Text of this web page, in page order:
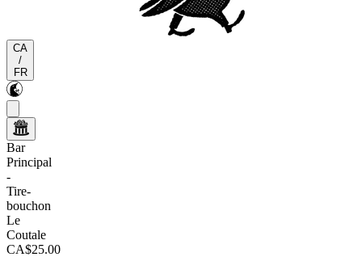
CA
/
FR
Bar
Principal
-
Tire-
bouchon
Le
Coutale
CA$25.00